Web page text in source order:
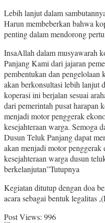
Lebih lanjut dalam
Harun membeberkan bahwa
penting dalam mendorong
InsaAllah dalam musyawarah
Panjang Kami dari jajaran
pembentukan dan pengelolaan
akan berkonsultasi lebih lanjut
koperasi ini berjalan sesuai
dari pemerintah pusat harapan
menjadi motor penggerak
kesejahteraan warga. Semoga
Dusun Teluk Panjang dapat
akan menjadi motor
kesejahteraan warga dusun
berkelanjutan”Tutupnya
Kegiatan ditutup dengan doa
acara sebagai bentuk legalitas
Post Views: 996